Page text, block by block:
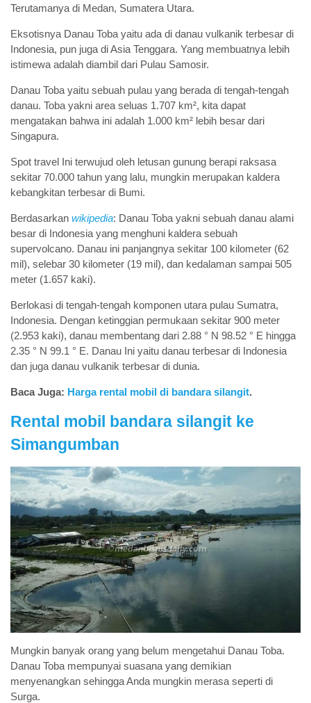
Terutamanya di Medan, Sumatera Utara.
Eksotisnya Danau Toba yaitu ada di danau vulkanik terbesar di
Indonesia, pun juga di Asia Tenggara. Yang membuatnya lebih
istimewa adalah diambil dari Pulau Samosir.
Danau Toba yaitu sebuah pulau yang berada di tengah-tengah
danau. Toba yakni area seluas 1.707 km², kita dapat
mengatakan bahwa ini adalah 1.000 km² lebih besar dari
Singapura.
Spot travel Ini terwujud oleh letusan gunung berapi raksasa
sekitar 70.000 tahun yang lalu, mungkin merupakan kaldera
kebangkitan terbesar di Bumi.
Berdasarkan wikipedia: Danau Toba yakni sebuah danau alami
besar di Indonesia yang menghuni kaldera sebuah
supervolcano. Danau ini panjangnya sekitar 100 kilometer (62
mil), selebar 30 kilometer (19 mil), dan kedalaman sampai 505
meter (1.657 kaki).
Berlokasi di tengah-tengah komponen utara pulau Sumatra,
Indonesia. Dengan ketinggian permukaan sekitar 900 meter
(2.953 kaki), danau membentang dari 2.88 ° N 98.52 ° E hingga
2.35 ° N 99.1 ° E. Danau Ini yaitu danau terbesar di Indonesia
dan juga danau vulkanik terbesar di dunia.
Baca Juga: Harga rental mobil di bandara silangit.
Rental mobil bandara silangit ke
Simangumban
Mungkin banyak orang yang belum mengetahui Danau Toba.
Danau Toba mempunyai suasana yang demikian
menyenangkan sehingga Anda mungkin merasa seperti di
Surga.